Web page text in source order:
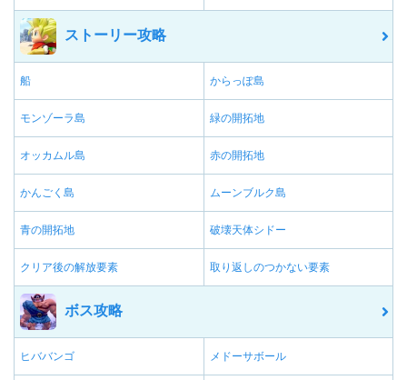
ストーリー攻略
船 からっぽ島
モンゾーラ島 緑の開拓地
オッカムル島 赤の開拓地
かんごく島 ムーンブルク島
青の開拓地 破壊天体シドー
クリア後の解放要素 取り返しのつかない要素
ボス攻略
ヒババンゴ メドーサボール